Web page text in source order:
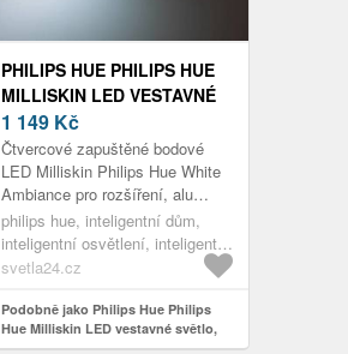
PHILIPS HUE PHILIPS HUE
MILLISKIN LED VESTAVNÉ
SVĚTLO, ALU
1 149 Kč
Čtvercové zapuštěné bodové
LED Milliskin Philips Hue White
Ambiance pro rozšíření, alu
Stávající inteligentní domácí
systém Philips Hue lze rozšíři...
philips hue, inteligentní dům,
inteligentní osvětlení, inteligentní
zapuštěná světla
svetla24.cz
Podobně jako Philips Hue Philips
Hue Milliskin LED vestavné světlo,
alu